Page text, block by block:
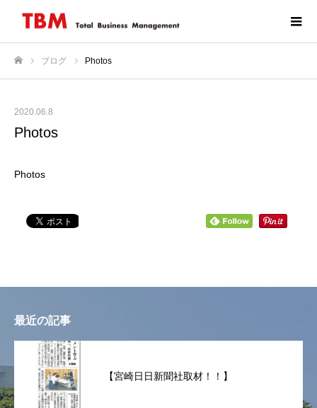
ブログ Photos
2020.06.8
Photos
Photos
最近の記事
【宮崎日日新聞社取材！！】